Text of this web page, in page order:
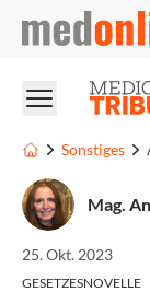
medonline
Sonstiges
Mag.
25. Okt. 2023
GESETZESNOVELLE